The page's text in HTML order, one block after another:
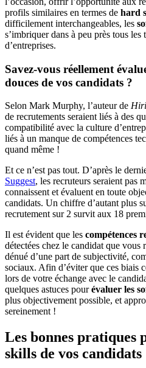
profils similaires en termes de hard
difficilement interchangeables, les
s’imbriquer dans à peu près tous les
d’entreprises.
Savez-vous réellement
douces de vos candidats ?
Selon Mark Murphy, l’auteur de
de recrutements seraient liés à des
compatibilité avec la culture
liés à un manque de compétences
quand même !
Et ce n’est pas tout. D’après le
Suggest, les recruteurs seraient pas
connaissent et évaluent en toute
candidats. Un chiffre d’autant plus
recrutement sur 2 survit aux 18
Il est évident que les compétences
détectées chez le candidat que vous
dénué d’une part de subjectivité,
sociaux. Afin d’éviter que ces biais
lors de votre échange avec le
quelques astuces pourévaluer les
plus objectivement possible, et
sereinement !
Les bonnes pratiques
skills de vos candidats